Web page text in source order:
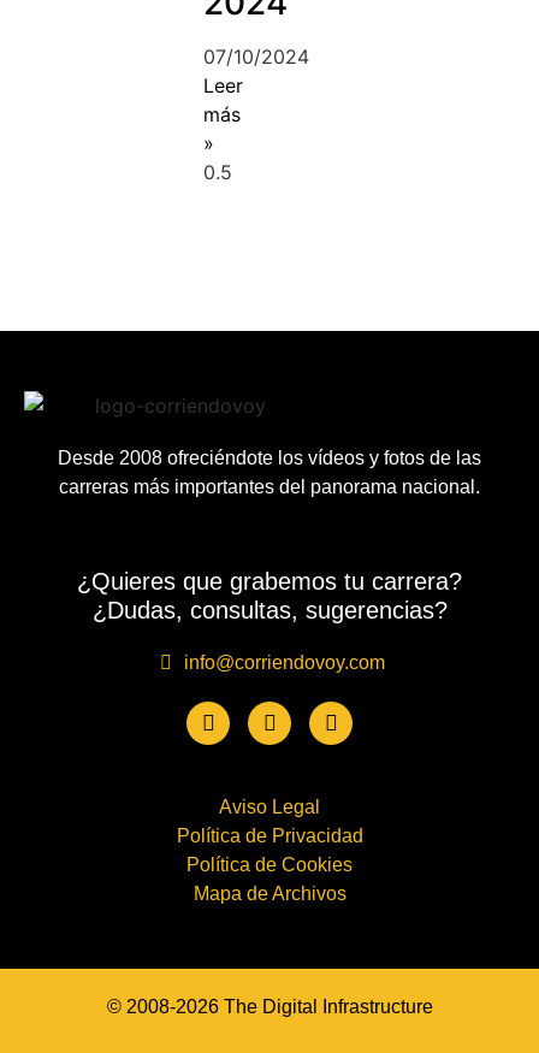
07/10/2024
Leer
más
»
Desde 2008 ofreciéndote los vídeos y fotos de las
carreras más importantes del panorama nacional.
¿Quieres que grabemos tu carrera?
¿Dudas, consultas, sugerencias?
info@corriendovoy.com
Aviso Legal
Política de Privacidad
Política de Cookies
Mapa de Archivos
© 2008-2026 The Digital Infrastructure